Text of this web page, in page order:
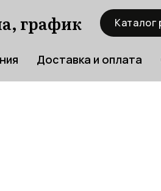
график Каталог
Доставка и оплата